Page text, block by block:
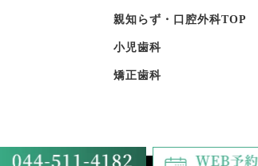
親知らず・口腔外科TOP
小児歯科
矯正歯科